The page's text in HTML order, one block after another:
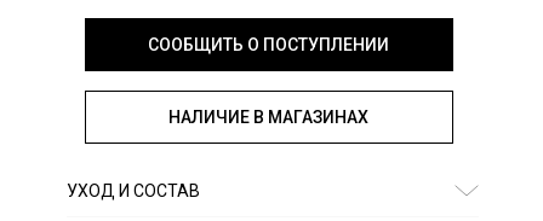
СООБЩИТЬ О ПОСТУПЛЕНИИ
НАЛИЧИЕ В МАГАЗИНАХ
УХОД И СОСТАВ